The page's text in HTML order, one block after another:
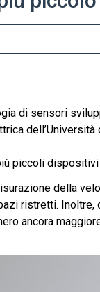
di sensori
piccoli
della
ristretti. Inoltre,
ancora